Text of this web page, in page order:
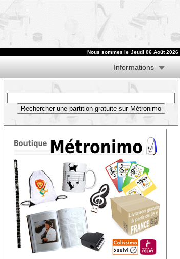
Nous sommes le Jeudi 06 Août 2026
Informations